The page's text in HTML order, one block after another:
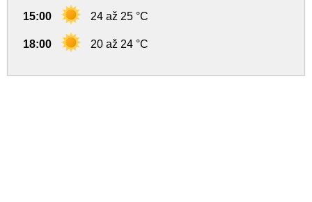
15:00 24 až 25 °C
18:00 20 až 24 °C